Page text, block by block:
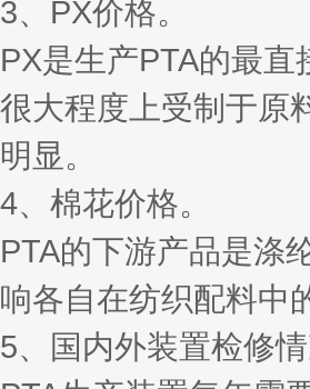
3、PX价格。
PX是生产PTA的最
很大程度上受制于原
明显。
4、棉花价格。
PTA的下游产品是涤
响各自在纺织配料中
5、国内外装置检修情